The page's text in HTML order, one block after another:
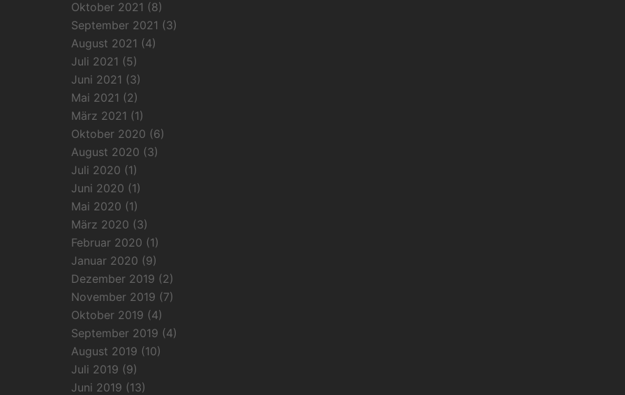
Oktober 2021 (8)
September 2021 (3)
August 2021 (4)
Juli 2021 (5)
Juni 2021 (3)
Mai 2021 (2)
März 2021 (1)
Oktober 2020 (6)
August 2020 (3)
Juli 2020 (1)
Juni 2020 (1)
Mai 2020 (1)
März 2020 (3)
Februar 2020 (1)
Januar 2020 (9)
Dezember 2019 (2)
November 2019 (7)
Oktober 2019 (4)
September 2019 (4)
August 2019 (10)
Juli 2019 (9)
Juni 2019 (13)